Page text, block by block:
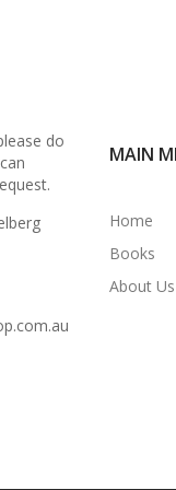
do
MAIN
Home
Books
About Us